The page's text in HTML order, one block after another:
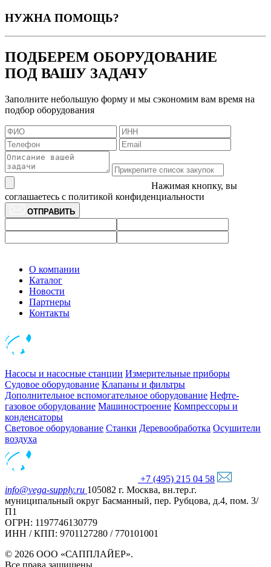
НУЖНА ПОМОЩЬ?
ПОДБЕРЕМ ОБОРУДОВАНИЕ
ПОД ВАШУ ЗАДАЧУ
Заполните небольшую форму и мы сэкономим вам время на
подбор оборудования
Нажимая кнопку, вы
соглашаетесь с политикой конфиденциальности
ОТПРАВИТЬ
О компании
Каталог
Новости
Партнеры
Контакты
Насосы и насосные станции Измерительные приборы
Судовое оборудование Клапаны и фильтры
Дополнительное вспомогательное оборудование Нефте-
газовое оборудование Машиностроение Компрессоры и
конденсаторы
Световое оборудование Станки Деревообработка Осушители
воздуха
+7 (495) 215 04 58
info@vega-supply.ru 105082 г. Москва, вн.тер.г.
муниципальный округ Басманный, пер. Рубцова, д.4, пом. 3/
П1
ОГРН: 1197746130779
ИНН / КПП: 9701127280 / 770101001
© 2026 ООО «САППЛАЙЕР».